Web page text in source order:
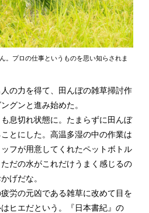
。プロの仕事というものを思い知らされま
の力を得て、田んぼの雑草掃討作
グンと進み始めた。
息切れ状態に。たまらずに田んぼ
とにした。高温多湿の中の作業は
フが用意してくれたペットボトル
だの水がこれだけうまく感じるの
げだな。
労の元凶である雑草に改めて目を
ヒエだという。『日本書紀』の